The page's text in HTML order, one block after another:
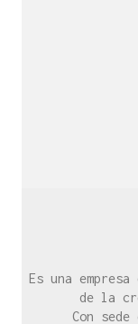
Es una
de la
Con